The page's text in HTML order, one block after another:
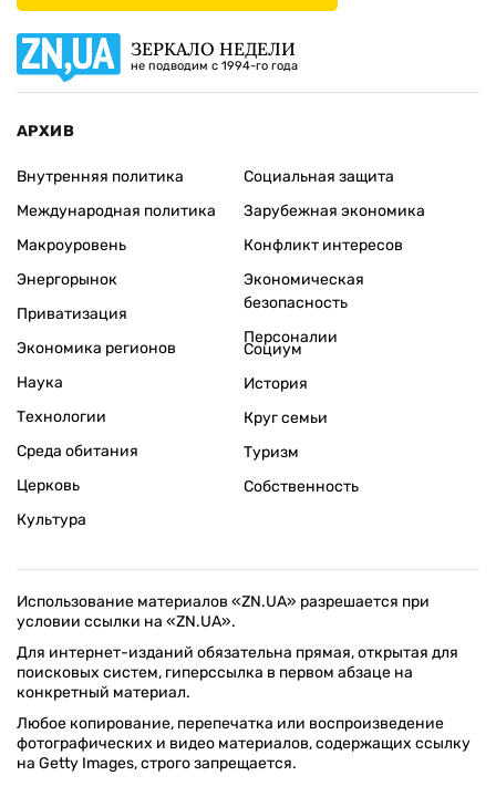
ЗЕРКАЛО НЕДЕЛИ
не подводим с 1994-го года
АРХИВ
Внутренняя политика
Международная политика
Макроуровень
Энергорынок
Приватизация
Экономика регионов
Социальная защита
Зарубежная экономика
Конфликт интересов
Экономическая
безопасность
Персоналии
Наука
Технологии
Среда обитания
Церковь
Культура
Социум
История
Круг семьи
Туризм
Собственность
Использование материалов «ZN.UA» разрешается при
условии ссылки на «ZN.UA».
Для интернет-изданий обязательна прямая, открытая для
поисковых систем, гиперссылка в первом абзаце на
конкретный материал.
Любое копирование, перепечатка или воспроизведение
фотографических и видео материалов, содержащих ссылку
на Getty Images, строго запрещается.